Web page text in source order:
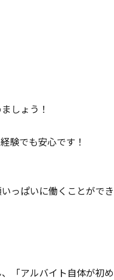
しょう！
験でも安心です！
っぱいに働くことができ
「アルバイト自体が初